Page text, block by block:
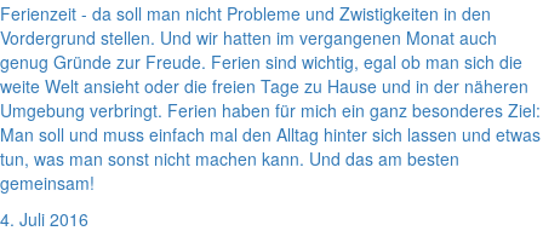
Ferienzeit - da soll man nicht Probleme und Zwistigkeiten in den
Vordergrund stellen. Und wir hatten im vergangenen Monat auch
genug Gründe zur Freude. Ferien sind wichtig, egal ob man sich die
weite Welt ansieht oder die freien Tage zu Hause und in der näheren
Umgebung verbringt. Ferien haben für mich ein ganz besonderes Ziel:
Man soll und muss einfach mal den Alltag hinter sich lassen und etwas
tun, was man sonst nicht machen kann. Und das am besten
gemeinsam!
4. Juli 2016